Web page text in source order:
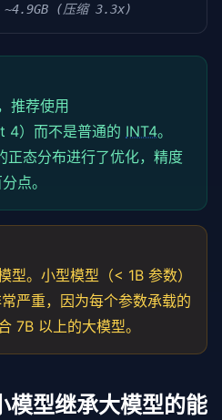
(压缩 3.3x)
推荐使用
4）而不是普通的 INT4。
正态分布进行了优化，精度
点。
型。小型模型（< 1B 参数）
严重，因为每个参数承载的
7B 以上的大模型。
模型继承大模型的能